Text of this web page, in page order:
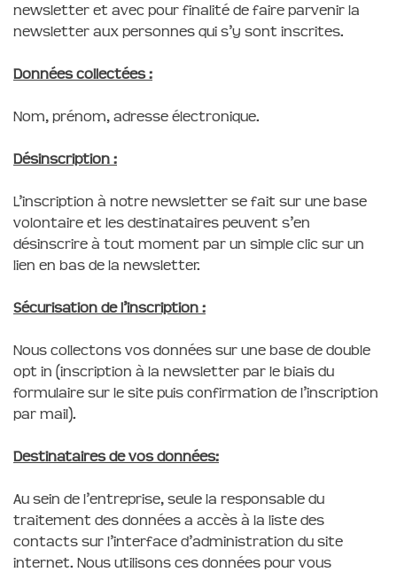
newsletter et avec pour finalité de faire parvenir la
newsletter aux personnes qui s’y sont inscrites.
Données collectées :
Nom, prénom, adresse électronique.
Désinscription :
L’inscription à notre newsletter se fait sur une base
volontaire et les destinataires peuvent s’en
désinscrire à tout moment par un simple clic sur un
lien en bas de la newsletter.
Sécurisation de l’inscription :
Nous collectons vos données sur une base de double
opt in (inscription à la newsletter par le biais du
formulaire sur le site puis confirmation de l’inscription
par mail).
Destinataires de vos données:
Au sein de l’entreprise, seule la responsable du
traitement des données a accès à la liste des
contacts sur l’interface d’administration du site
internet. Nous utilisons ces données pour vous